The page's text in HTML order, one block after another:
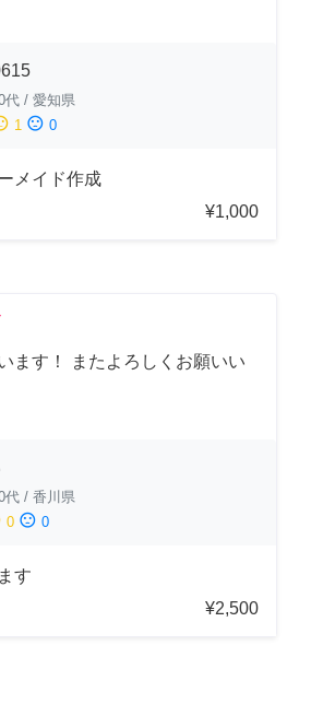
代 / 愛知県
1 sentiment_dissatisfied 0
メイド作成
¥1,000
ます！ またよろしくお願いい
代 / 香川県
0 sentiment_dissatisfied 0
す
¥2,500